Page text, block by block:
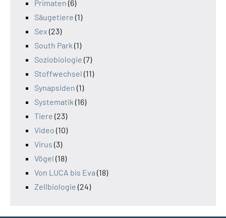
Primaten (6)
Säugetiere (1)
Sex (23)
South Park (1)
Soziobiologie (7)
Stoffwechsel (11)
Synapsiden (1)
Systematik (16)
Tiere (23)
Video (10)
Virus (3)
Vögel (18)
Von LUCA bis Eva (18)
Zellbiologie (24)